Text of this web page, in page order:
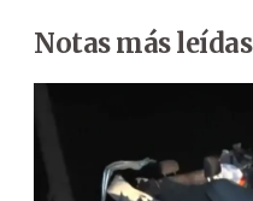
Notas más leídas